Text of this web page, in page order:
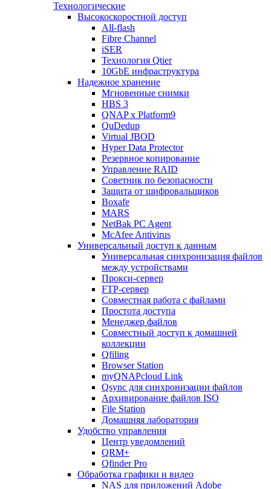
Технологические
Высокоскоростной доступ
All-flash
Fibre Channel
iSER
Технология Qtier
10GbE инфраструктура
Надежное хранение
Мгновенные снимки
HBS 3
QNAP x Platform9
QuDedup
Virtual JBOD
Hyper Data Protector
Резервное копирование
Управление RAID
Советник по безопасности
Защита от шифровальщиков
Boxafe
MARS
NetBak PC Agent
McAfee Antivirus
Универсальный доступ к данным
Универсальная синхронизация файлов
между устройствами
Прокси-сервер
FTP-сервер
Совместная работа с файлами
Простота доступа
Менеджер файлов
Совместный доступ к домашней
коллекции
Qfiling
Browser Station
myQNAPcloud Link
Qsync для синхронизации файлов
Архивирование файлов ISO
File Station
Домашняя лаборатория
Удобство управления
Центр уведомлений
QRM+
Qfinder Pro
Обработка графики и видео
NAS для приложений Adobe